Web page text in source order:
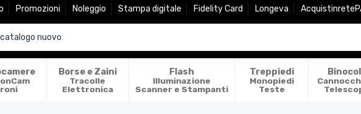
Promozioni Noleggio Stampa digitale Fidelity Card Longeva
Borse e Zaini
Tracolle
Elettronica
Flash
Illuminazione
Scanner e Stampanti
Treppiedi
Monopiedi
Teste